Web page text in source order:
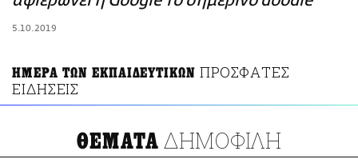
5.10.2019
ΗΜΕΡΑ ΤΩΝ ΕΚΠΑΙΔΕΥΤΙΚΩΝ ΠΡΟΣΦΑΤΕΣ
ΕΙΔΗΣΕΙΣ
ΘΕΜΑΤΑ ΔΗΜΟΦΙΛΗ